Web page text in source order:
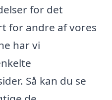
for det
for andre af vores
har vi
Så kan du se